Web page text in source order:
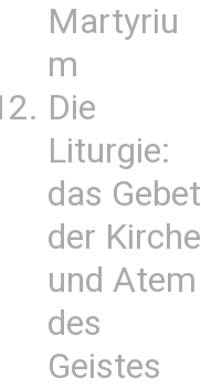
Martyriu
m
Die
Liturgie:
das Gebet
der Kirche
und Atem
des
Geistes